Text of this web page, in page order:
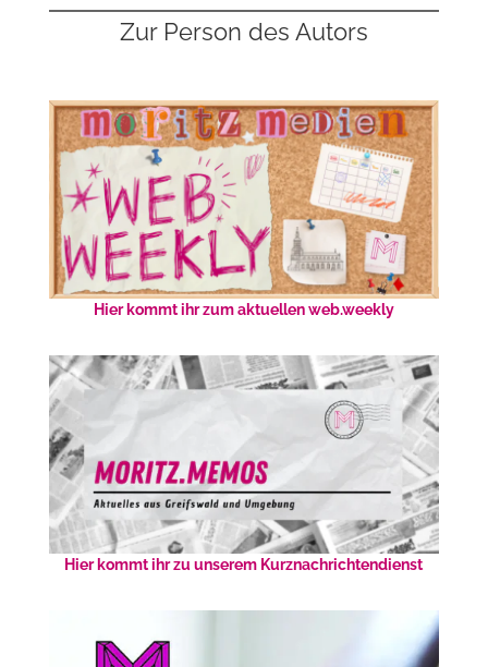
Zur Person des Autors
Hier kommt ihr zum aktuellen web.weekly
Hier kommt ihr zu unserem Kurznachrichtendienst